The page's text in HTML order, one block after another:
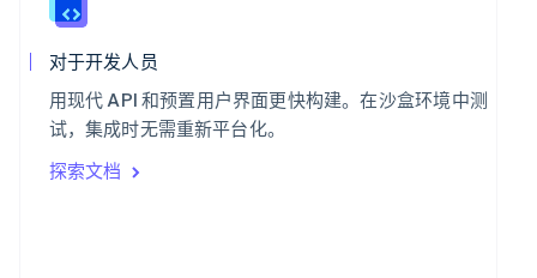
对于开发人员
用现代 API 和预置用户界面更快构建。在沙盒环境中测
试，集成时无需重新平台化。
探索文档
斯洛文尼亚
泰国
ไทย English
希腊
English
西班牙